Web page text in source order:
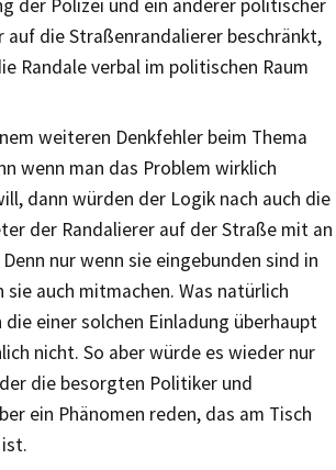
der Polizei und ein anderer politischer
auf die Straßenrandalierer beschränkt,
Randale verbal im politischen Raum
weiteren Denkfehler beim Thema
wenn man das Problem wirklich
dann würden der Logik nach auch die
der Randalierer auf der Straße mit an
nur wenn sie eingebunden sind in
auch mitmachen. Was natürlich
einer solchen Einladung überhaupt
nicht. So aber würde es wieder nur
die besorgten Politiker und
ein Phänomen reden, das am Tisch